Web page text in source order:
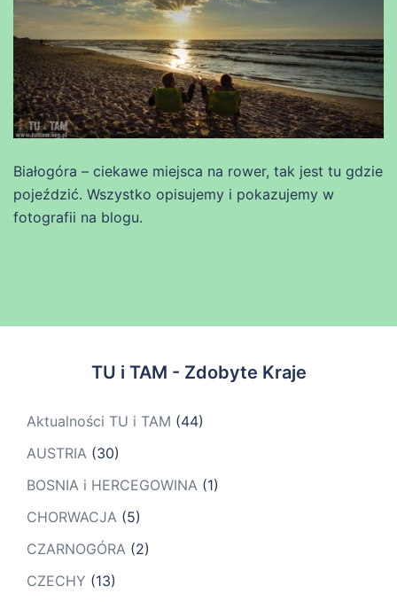
Białogóra – ciekawe miejsca na rower, tak jest tu gdzie
pojeździć. Wszystko opisujemy i pokazujemy w
fotografii na blogu.
TU i TAM - Zdobyte Kraje
Aktualności TU i TAM (44)
AUSTRIA (30)
BOSNIA i HERCEGOWINA (1)
CHORWACJA (5)
CZARNOGÓRA (2)
CZECHY (13)